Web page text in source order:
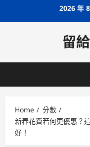
2026 年
留
Home
分數
新春花費若何更優惠？
好！